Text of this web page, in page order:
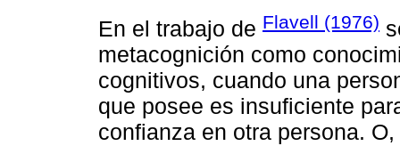
En el trabajo de Flavell (1976)
metacognición como
cognitivos, cuando una
que posee es insuficiente
confianza en otra persona.